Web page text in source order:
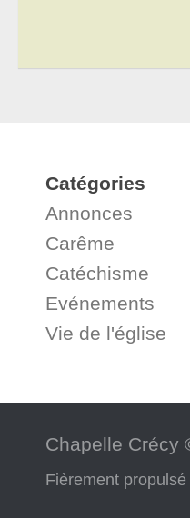
Catégories
Annonces
Carême
Catéchisme
Evénements
Vie de l'église
Chapelle Crécy
Fièrement propulsé